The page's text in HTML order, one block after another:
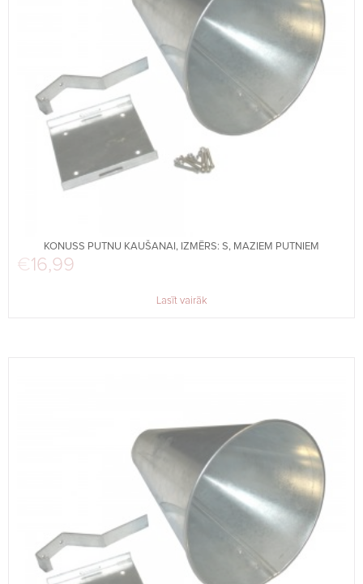
KONUSS PUTNU KAUŠANAI, IZMĒRS: S, MAZIEM PUTNIEM
€16,99
Lasīt vairāk